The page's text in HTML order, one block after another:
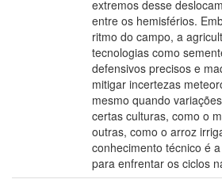
extremos desse
entre os hemisférios.
ritmo do campo, a
tecnologias como
defensivos precisos e
mitigar incertezas
mesmo quando
certas culturas, como o
outras, como o arroz
conhecimento técnico é
para enfrentar os ciclos